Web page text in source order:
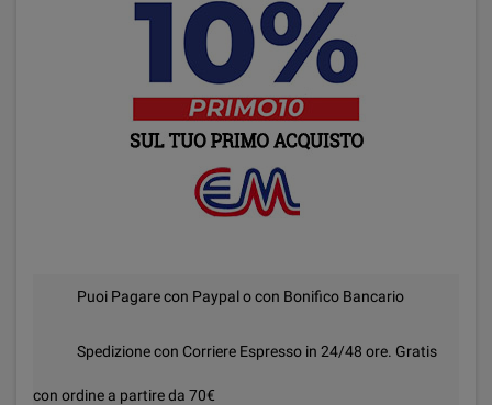
Puoi Pagare con Paypal o con Bonifico Bancario
Spedizione con Corriere Espresso in 24/48 ore. Gratis
con ordine a partire da 70€